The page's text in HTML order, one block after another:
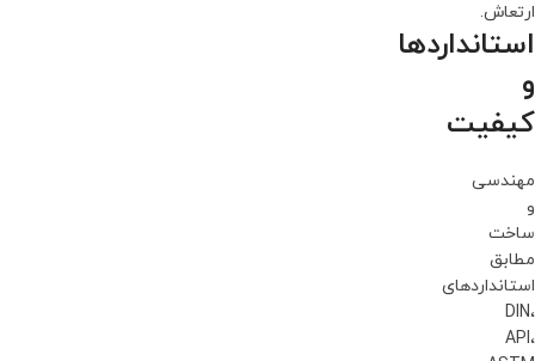
ارتعاش.
استانداردها
و
کیفیت
مهندسی
و
ساخت
مطابق
استانداردهای
DIN،
API،